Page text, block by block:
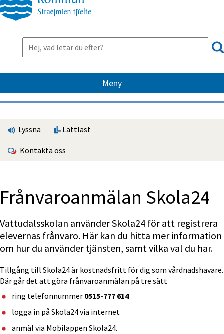
Meny
Lyssna Lättläst
Kontakta oss
Frånvaroanmälan Skola24
Vattudalsskolan använder Skola24 för att registrera
elevernas frånvaro. Här kan du hitta mer information
om hur du använder tjänsten, samt vilka val du har.
Där går det att göra frånvaroanmälan på tre sätt
ring telefonnummer 0515-777 614
logga in på Skola24 via internet
anmäl via Mobilappen Skola24.